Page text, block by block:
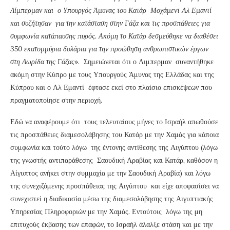
Λίμπερμαν και ο Υπουργός Άμυνας του Κατάρ Μοχάμεντ Αλ Εμαντί
και συζήτησαν για την κατάσταση στην Γάζα και τις προσπάθειες για
συμφωνία κατάπαυσης πυρός. Ακόμη το Κατάρ δεσμεύθηκε να διαθέσει
350 εκατομμύρια δολάρια για την προώθηση ανθρωπιστικών έργων
στη Λωρίδα της Γάζας». Σημειώνεται ότι ο Λιμπερμαν συναντήθηκε
ακόμη στην Κύπρο με τους Υπουργούς Άμυνας της Ελλάδας και της
Κύπρου και ο Αλ Εμαντί έφτασε εκεί στο πλαίσιο επισκέψεων που
πραγματοποίησε στην περιοχή.
Εδώ να αναφέρουμε ότι τους τελευταίους μήνες το Ισραήλ απωθούσε
τις προσπάθειες διαμεσολάβησης του Κατάρ με την Χαμάς για κάποια
συμφωνία και τούτο λόγω της έντονης αντίθεσης της Αιγύπτου (λόγω
της γνωστής αντιπαράθεσης Σαουδική Αραβίας και Κατάρ, καθόσον η
Αίγυπτος ανήκει στην συμμαχία με την Σαουδική Αραβία) και λόγω
της συνεχιζόμενης προσπάθειας της Αιγύπτου και είχε αποφασίσει να
συνεχιστεί η διαδικασία μέσω της διαμεσολάβησης της Αιγυπτιακής
Υπηρεσίας Πληροφοριών με την Χαμάς. Εντούτοις λόγω της μη
επιτυχούς έκβασης των επαφών, το Ισραήλ άλαλξε στάση και με την